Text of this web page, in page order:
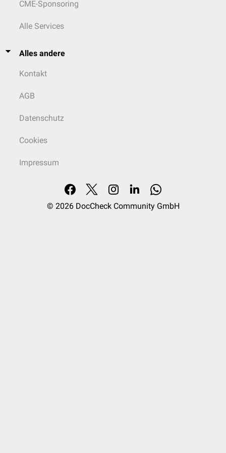
CME-Sponsoring
Alle Services
Alles andere
Kontakt
AGB
Datenschutz
Cookies
Impressum
© 2026 DocCheck Community GmbH